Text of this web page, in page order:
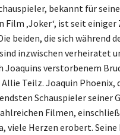
bekannt für seine
‚Joker‘, ist seit
beiden, die sich während
inzwischen verheiratet
Joaquins verstorbenem
Teilz. Joaquin Phoenix,
Schauspieler seiner
Filmen,
viele Herzen erobert.